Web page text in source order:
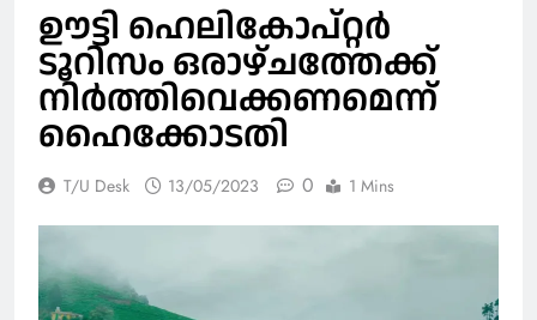
ഊട്ടി ഹെലികോപ്റ്റര്‍
ടൂറിസം ഒരാഴ്ചത്തേക്ക്
നിര്‍ത്തിവെക്കണമെന്ന്
ഹൈക്കോടതി
T/U Desk 13/05/2023 0 1 Mins